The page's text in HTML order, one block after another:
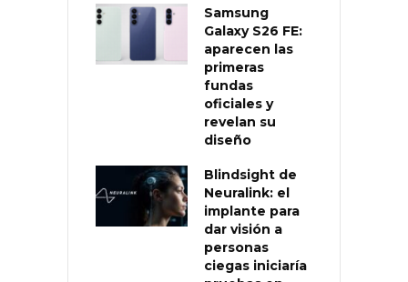
Samsung
Galaxy S26 FE:
aparecen las
primeras
fundas
oficiales y
revelan su
diseño
Blindsight de
Neuralink: el
implante para
dar visión a
personas
ciegas iniciaría